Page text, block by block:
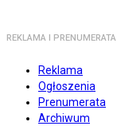
REKLAMA I PRENUMERATA
Reklama
Ogłoszenia
Prenumerata
Archiwum